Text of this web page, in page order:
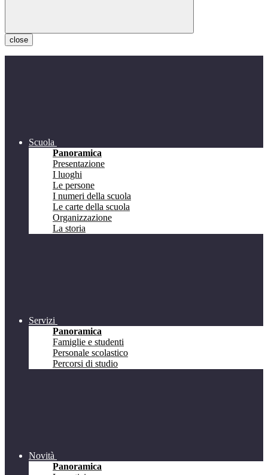
close
Scuola
Panoramica
Presentazione
I luoghi
Le persone
I numeri della scuola
Le carte della scuola
Organizzazione
La storia
Servizi
Panoramica
Famiglie e studenti
Personale scolastico
Percorsi di studio
Novità
Panoramica